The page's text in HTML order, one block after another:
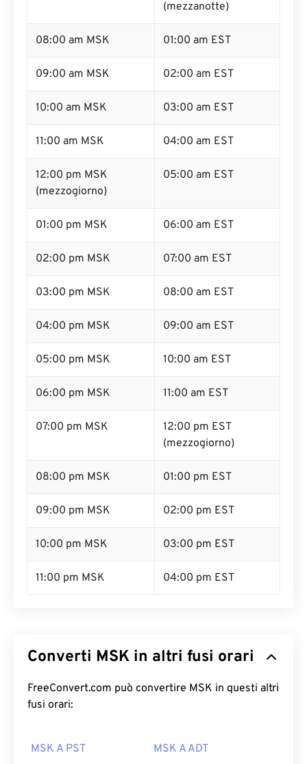
(mezzanotte)
08:00 am MSK 01:00 am EST
09:00 am MSK 02:00 am EST
10:00 am MSK 03:00 am EST
11:00 am MSK 04:00 am EST
12:00 pm MSK
(mezzogiorno)
05:00 am EST
01:00 pm MSK 06:00 am EST
02:00 pm MSK 07:00 am EST
03:00 pm MSK 08:00 am EST
04:00 pm MSK 09:00 am EST
05:00 pm MSK 10:00 am EST
06:00 pm MSK 11:00 am EST
07:00 pm MSK
12:00 pm EST
(mezzogiorno)
08:00 pm MSK 01:00 pm EST
09:00 pm MSK 02:00 pm EST
10:00 pm MSK 03:00 pm EST
11:00 pm MSK 04:00 pm EST
Converti MSK in altri fusi orari
FreeConvert.com può convertire MSK in questi altri
fusi orari:
MSK A PST MSK A ADT